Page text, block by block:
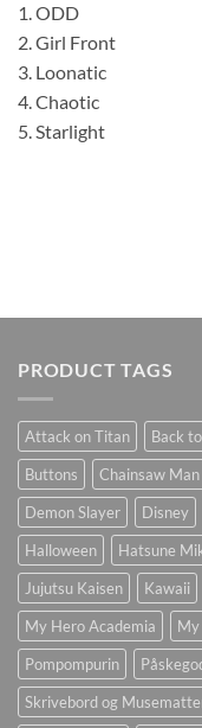
1. ODD
2. Girl Front
3. Loonatic
4. Chaotic
5. Starlight
PRODUCT TAGS
Attack on Titan Back
Buttons
Chainsaw Man
Demon Slayer
Disney
Halloween
Hatsune
Jujutsu Kaisen
Kawaii
My Hero Academia
Pompompurin
Skrivebord og